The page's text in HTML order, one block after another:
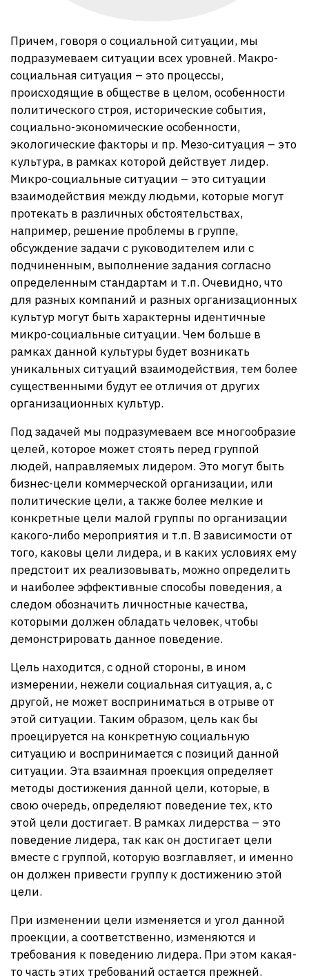
Причем, говоря о социальной ситуации, мы
подразумеваем ситуации всех уровней. Макро-
социальная ситуация – это процессы,
происходящие в обществе в целом, особенности
политического строя, исторические события,
социально-экономические особенности,
экологические факторы и пр. Мезо-ситуация – это
культура, в рамках которой действует лидер.
Микро-социальные ситуации – это ситуации
взаимодействия между людьми, которые могут
протекать в различных обстоятельствах,
например, решение проблемы в группе,
обсуждение задачи с руководителем или с
подчиненным, выполнение задания согласно
определенным стандартам и т.п. Очевидно, что
для разных компаний и разных организационных
культур могут быть характерны идентичные
микро-социальные ситуации. Чем больше в
рамках данной культуры будет возникать
уникальных ситуаций взаимодействия, тем более
существенными будут ее отличия от других
организационных культур.
Под задачей мы подразумеваем все многообразие
целей, которое может стоять перед группой
людей, направляемых лидером. Это могут быть
бизнес-цели коммерческой организации, или
политические цели, а также более мелкие и
конкретные цели малой группы по организации
какого-либо мероприятия и т.п. В зависимости от
того, каковы цели лидера, и в каких условиях ему
предстоит их реализовывать, можно определить
и наиболее эффективные способы поведения, а
следом обозначить личностные качества,
которыми должен обладать человек, чтобы
демонстрировать данное поведение.
Цель находится, с одной стороны, в ином
измерении, нежели социальная ситуация, а, с
другой, не может восприниматься в отрыве от
этой ситуации. Таким образом, цель как бы
проецируется на конкретную социальную
ситуацию и воспринимается с позиций данной
ситуации. Эта взаимная проекция определяет
методы достижения данной цели, которые, в
свою очередь, определяют поведение тех, кто
этой цели достигает. В рамках лидерства – это
поведение лидера, так как он достигает цели
вместе с группой, которую возглавляет, и именно
он должен привести группу к достижению этой
цели.
При изменении цели изменяется и угол данной
проекции, а соответственно, изменяются и
требования к поведению лидера. При этом какая-
то часть этих требований остается прежней.